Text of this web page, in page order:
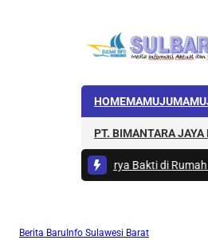
HOMEMAMUJU
PT. BIMANTARA JAYA
Gelar Karya Bakti di Rumah Adat
Berita Baru Info Sulawesi Barat